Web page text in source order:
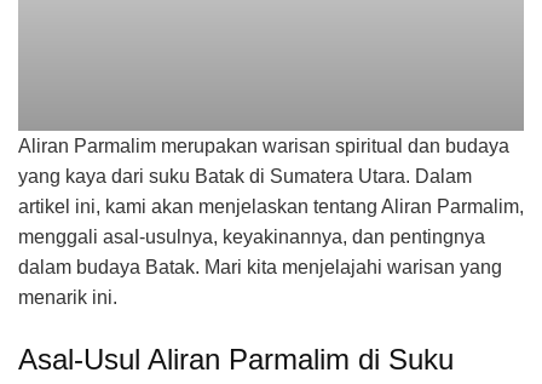
Aliran Parmalim merupakan warisan spiritual dan budaya
yang kaya dari suku Batak di Sumatera Utara. Dalam
artikel ini, kami akan menjelaskan tentang Aliran Parmalim,
menggali asal-usulnya, keyakinannya, dan pentingnya
dalam budaya Batak. Mari kita menjelajahi warisan yang
menarik ini.
Asal-Usul Aliran Parmalim di Suku